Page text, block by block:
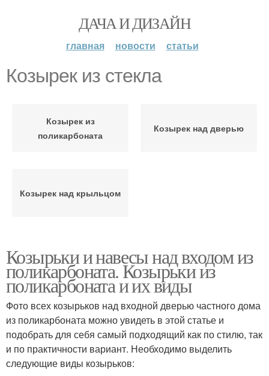
ДАЧА И ДИЗАЙН
главная новости статьи
Козырек из стекла
Козырек из
поликарбоната
Козырек над дверью
Козырек над крыльцом
Козырьки и навесы над входом из
поликарбоната. Козырьки из
поликарбоната и их виды
Фото всех козырьков над входной дверью частного дома
из поликарбоната можно увидеть в этой статье и
подобрать для себя самый подходящий как по стилю, так
и по практичности вариант. Необходимо выделить
следующие виды козырьков: